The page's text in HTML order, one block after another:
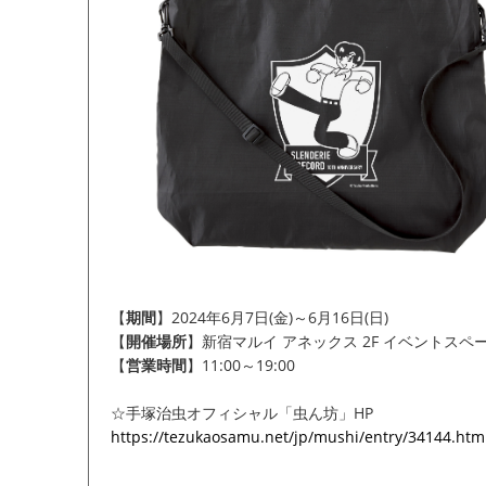
【期間】2024年6月7日(金)～6月16日(日)
【開催場所】新宿マルイ アネックス 2F イベントスペ
【営業時間】11:00～19:00
☆手塚治虫オフィシャル「虫ん坊」HP
https://tezukaosamu.net/jp/mushi/entry/